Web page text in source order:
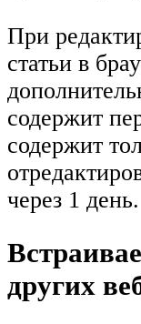
При
статьи в
содержит
содержит
через 1 день.
других